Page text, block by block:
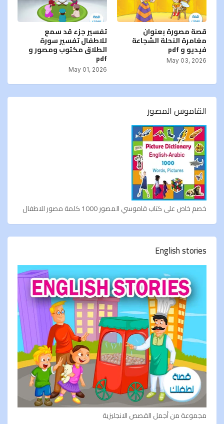
قصة مصورة بعنوان
مغامرة النحلة الشجاعة
فيديو و pdf
May 03, 2026
تفسير جزء قد سمع
للاطفال تفسير سورة
الطلاق مكتوب ومصور و
pdf
May 01, 2026
القاموس المصور
خصم خاص على كتاب قاموسي المصور 1000 كلمة مصور للاطفال
English stories
مجموعة من أجمل القصص الانجليزية